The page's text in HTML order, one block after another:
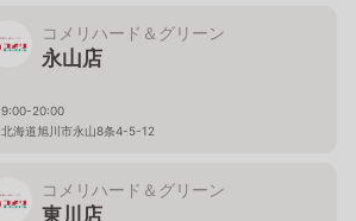
コメリハード＆グリーン
永山店
9:00-20:00
北海道旭川市永山8条4-5-12
コメリハード＆グリーン
東川店